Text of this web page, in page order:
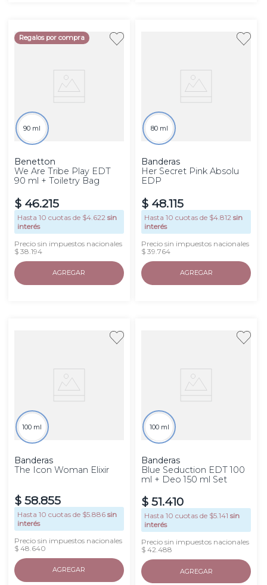
Regalos por compra
90 ml
Benetton
We Are Tribe Play EDT
90 ml + Toiletry Bag
$ 46.215
Hasta 10 cuotas de $4.622 sin
interés
Precio sin impuestos nacionales
$ 38.194
AGREGAR
80 ml
Banderas
Her Secret Pink Absolu
EDP
$ 48.115
Hasta10 cuotas de $4.812 sin
interés
Precio sin impuestos nacionales
$ 39.764
AGREGAR
100 ml
Banderas
The Icon Woman Elixir
$ 58.855
Hasta 10 cuotas de $5.886 sin
interés
Precio sin impuestos nacionales
$ 48.640
AGREGAR
100 ml
Banderas
Blue Seduction EDT 100
ml + Deo 150 ml Set
$ 51.410
Hasta10 cuotas de $5.141 sin
interés
Precio sin impuestos nacionales
$ 42.488
AGREGAR